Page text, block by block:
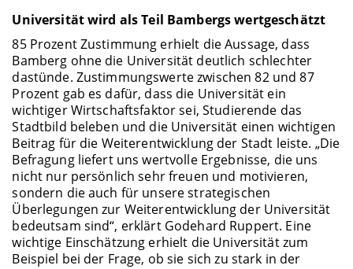
Universität wird als Teil Bambergs wertgeschätzt
85 Prozent Zustimmung erhielt die Aussage, dass
Bamberg ohne die Universität deutlich schlechter
dastünde. Zustimmungswerte zwischen 82 und 87
Prozent gab es dafür, dass die Universität ein
wichtiger Wirtschaftsfaktor sei, Studierende das
Stadtbild beleben und die Universität einen wichtigen
Beitrag für die Weiterentwicklung der Stadt leiste. „Die
Befragung liefert uns wertvolle Ergebnisse, die uns
nicht nur persönlich sehr freuen und motivieren,
sondern die auch für unsere strategischen
Überlegungen zur Weiterentwicklung der Universität
bedeutsam sind“, erklärt Godehard Ruppert. Eine
wichtige Einschätzung erhielt die Universität zum
Beispiel bei der Frage, ob sie sich zu stark in der